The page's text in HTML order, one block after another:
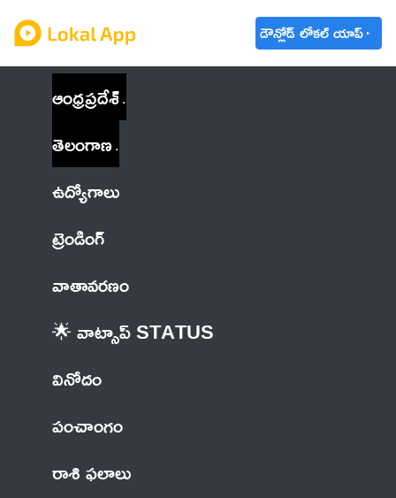
డౌన్లోడ్ లోకల్ యాప్
ఆంధ్రప్రదేశ్
తెలంగాణ
ఉద్యోగాలు
ట్రెండింగ్
వాతావరణం
🌟 వాట్సాప్ STATUS
వినోదం
పంచాంగం
రాశి ఫలాలు